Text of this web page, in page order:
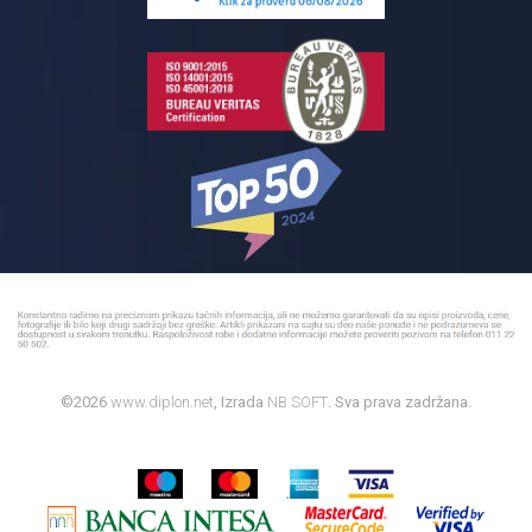
©2026 www.diplon.net , Izrada NB SOFT . Sva prava zadržana.